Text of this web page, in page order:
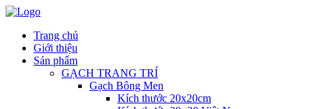
Trang chủ
Giới thiệu
Sản phẩm
GẠCH TRANG TRÍ
Gạch Bông Men
Kích thước 20x20cm